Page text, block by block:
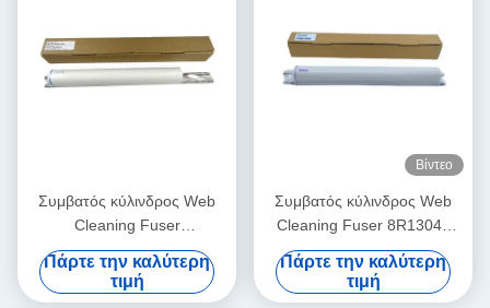
Συμβατός κύλινδρος Web
Cleaning Fuser
6LA23055000 6LA27923000
for Toshiba DP 5510 6510
8110 E-Studio 550 650 810
Πάρτε την καλύτερη
τιμή
Βίντεο
Συμβατός κύλινδρος Web
Cleaning Fuser 8R13042
8R13085 8R13000 For
Xerox DC900 DC1100
DC4110 DC4112 DC4127
Πάρτε την καλύτερη
τιμή